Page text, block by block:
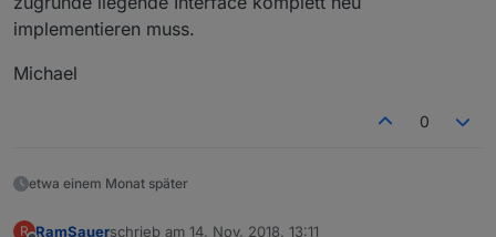
implementieren muss.
Michael
0
etwa einem Monat später
R RamSauerschrieb am 14. Nov. 2018, 13:11